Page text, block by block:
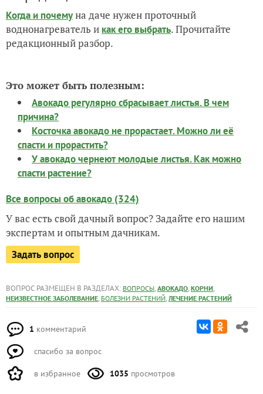
Когда и почемуна даче нужен проточный
воднонагреватель и как его выбрать. Прочитайте
редакционный разбор.
Это может быть полезным:
Авокадо регулярно сбрасывает листья. В чем
причина?
Косточка авокадо не прорастает. Можно ли её
спасти и прорастить?
У авокадо чернеют молодые листья. Как можно
спасти растение?
Все вопросы об авокадо (324)
У вас есть свой дачный вопрос? Задайте его нашим
экспертам и опытным дачникам.
Задать вопрос
ВОПРОС РАЗМЕЩЕН В РАЗДЕЛАХ: ВОПРОСЫ, АВОКАДО, КОРНИ,
НЕИЗВЕСТНОЕ ЗАБОЛЕВАНИЕ, БОЛЕЗНИ РАСТЕНИЙ, ЛЕЧЕНИЕ РАСТЕНИЙ
1 комментарий
спасибо за вопрос
в избранное 1035 просмотров